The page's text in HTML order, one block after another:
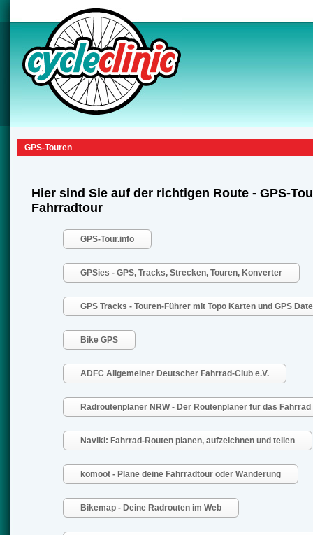
GPS-Touren
Hier sind Sie auf der richtigen Route - GPS-
Fahrradtour
GPS-Tour.info
GPSies - GPS, Tracks, Strecken, Touren, Konverter
GPS Tracks - Touren-Führer mit Topo Karten und GPS
Bike GPS
ADFC Allgemeiner Deutscher Fahrrad-Club e.V.
Radroutenplaner NRW - Der Routenplaner für das Fahrrad
Naviki: Fahrrad-Routen planen, aufzeichnen und teilen
komoot - Plane deine Fahrradtour oder Wanderung
Bikemap - Deine Radrouten im Web